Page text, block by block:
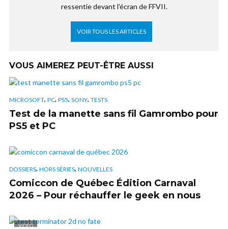
ressentie devant l'écran de FFVII.
VOIR TOUS LES ARTICLES
VOUS AIMEREZ PEUT-ÊTRE AUSSI
MICROSOFT, PC, PS5, SONY, TESTS
Test de la manette sans fil Gamrombo pour
PS5 et PC
DOSSIERS, HORS SÉRIES, NOUVELLES
Comiccon de Québec Édition Carnaval
2026 – Pour réchauffer le geek en nous
VIDÉO